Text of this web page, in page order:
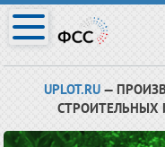
UPLOT.RU —
СТРОИТЕЛЬНЫХ